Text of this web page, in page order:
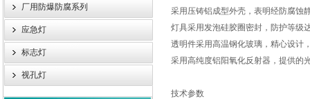
厂用防爆防腐系列
应急灯
标志灯
视孔灯
采用压铸铝成型外壳，表明经防腐蚀
灯具采用发泡硅胶圈密封，防护等级
透明件采用高温钢化玻璃，精心设计
采用高纯度铝阳氧化反射器，提供的
技术参数